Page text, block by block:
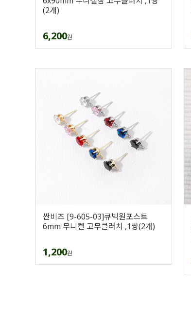
(2개)
6,200원
싼비즈 [9-605-03]큐빅원포스트
6mm 무니켈 고무클러치 ,1쌍(2개)
1,200원